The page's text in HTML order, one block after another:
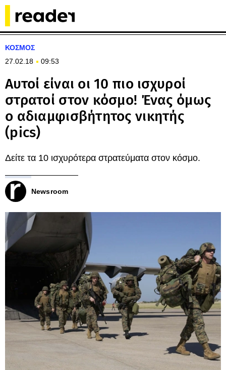
ΚΟΣΜΟΣ
27.02.18
09:53
Αυτοί είναι οι 10 πιο ισχυροί
στρατοί στον κόσμο! Ένας όμως
ο αδιαμφισβήτητος νικητής
(pics)
Δείτε τα 10 ισχυρότερα στρατεύματα στον κόσμο.
Newsroom